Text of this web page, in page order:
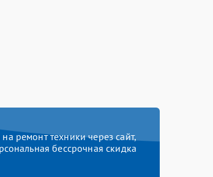
ремонт техники через сайт,
бессрочная скидка